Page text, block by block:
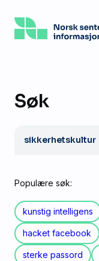
hovedinnhold
Søk
Populære søk:
kunstig intelligens
hacket facebook
sterke passord